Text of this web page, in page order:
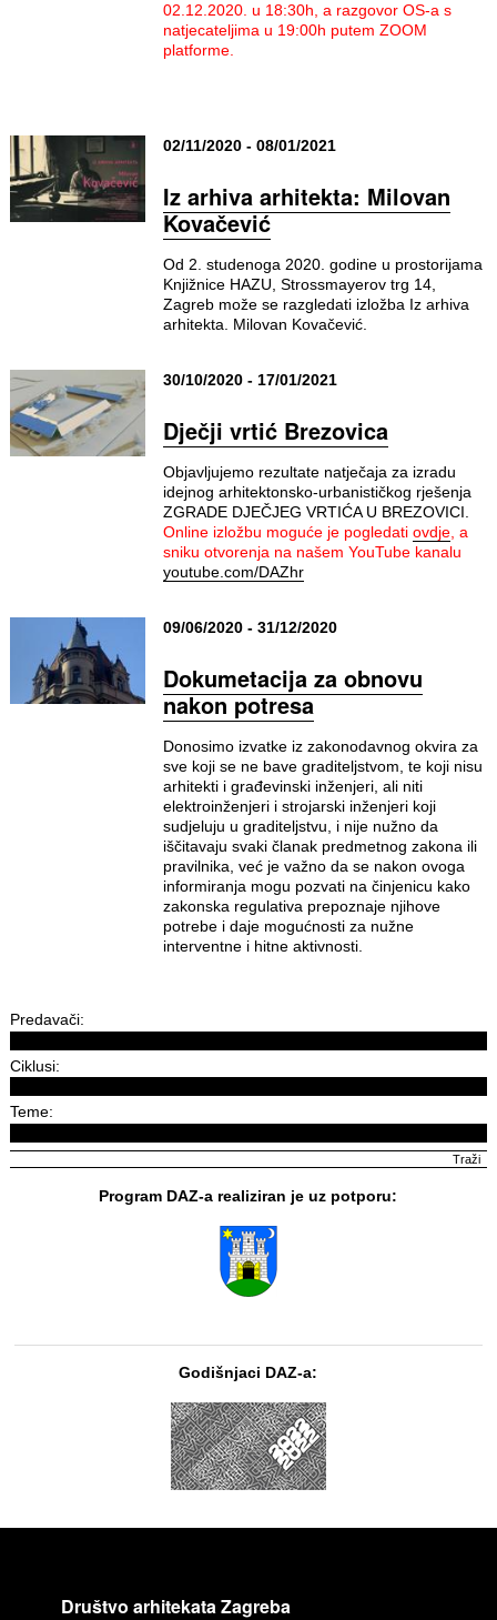
02.12.2020. u 18:30h, a razgovor OS-a s
natjecateljima u 19:00h putem ZOOM
platforme.
02/11/2020 - 08/01/2021
Iz arhiva arhitekta: Milovan
Kovačević
Od 2. studenoga 2020. godine u prostorijama
Knjižnice HAZU, Strossmayerov trg 14,
Zagreb može se razgledati izložba Iz arhiva
arhitekta. Milovan Kovačević.
30/10/2020 - 17/01/2021
Dječji vrtić Brezovica
Objavljujemo rezultate natječaja za izradu
idejnog arhitektonsko-urbanističkog rješenja
ZGRADE DJEČJEG VRTIĆA U BREZOVICI.
Online izložbu moguće je pogledati ovdje, a
sniku otvorenja na našem YouTube kanalu
youtube.com/DAZhr
09/06/2020 - 31/12/2020
Dokumetacija za obnovu
nakon potresa
Donosimo izvatke iz zakonodavnog okvira za
sve koji se ne bave graditeljstvom, te koji nisu
arhitekti i građevinski inženjeri, ali niti
elektroinženjeri i strojarski inženjeri koji
sudjeluju u graditeljstvu, i nije nužno da
iščitavaju svaki članak predmetnog zakona ili
pravilnika, već je važno da se nakon ovoga
informiranja mogu pozvati na činjenicu kako
zakonska regulativa prepoznaje njihove
potrebe i daje mogućnosti za nužne
interventne i hitne aktivnosti.
Predavači:
Ciklusi:
Teme:
Program DAZ-a realiziran je uz potporu:
Godišnjaci DAZ-a:
Društvo arhitekata Zagreba